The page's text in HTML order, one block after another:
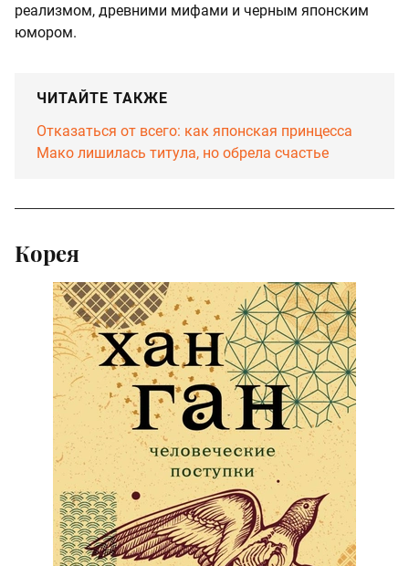
реализмом, древними мифами и черным японским
юмором.
ЧИТАЙТЕ ТАКЖЕ
Отказаться от всего: как японская принцесса
Мако лишилась титула, но обрела счастье
Корея